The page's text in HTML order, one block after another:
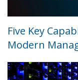
Five Key
Modern